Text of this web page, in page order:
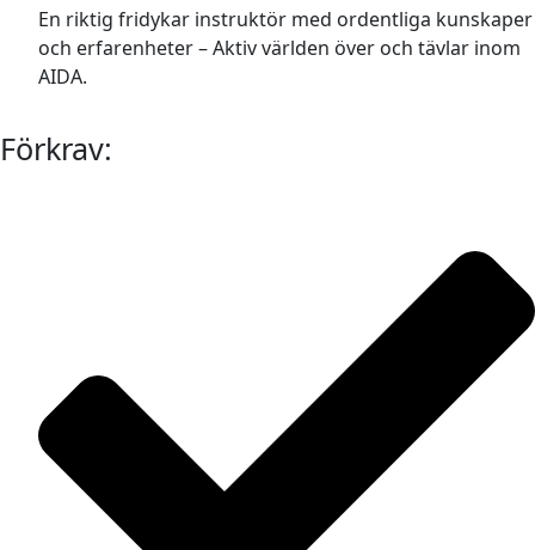
En riktig fridykar instruktör med ordentliga kunskaper
och erfarenheter – Aktiv världen över och tävlar inom
AIDA.
Förkrav: